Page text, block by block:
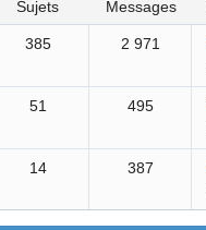
sujets messages
385 2 971
51 495
14 387